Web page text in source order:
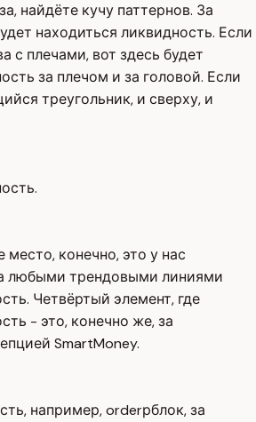
найдёте кучу паттернов. За
находиться ликвидность. Если
с плечами, вот здесь будет
за плечом и за головой. Если
треугольник, и сверху, и
место, конечно, это у нас
любыми трендовыми линиями
Четвёртый элемент, где
- это, конечно же, за
SmartMoney.
например, orderрблок, за